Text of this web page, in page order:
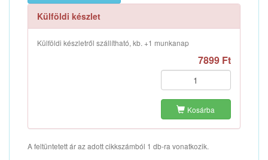
Külföldi készlet
Külföldi készletről szállítható, kb. +1 munkanap
7899 Ft
Kosárba
A feltüntetett ár az adott cikkszámból 1 db-ra vonatkozik.